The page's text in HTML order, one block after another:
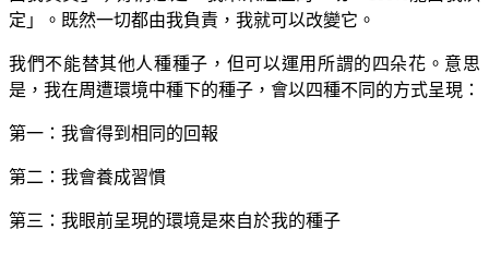
定」。既然一切都由我負責，我就可以改變它。
我們不能替其他人種種子，但可以運用所謂的四朵花。意思
是，我在周遭環境中種下的種子，會以四種不同的方式呈現：
第一：我會得到相同的回報
第二：我會養成習慣
第三：我眼前呈現的環境是來自於我的種子